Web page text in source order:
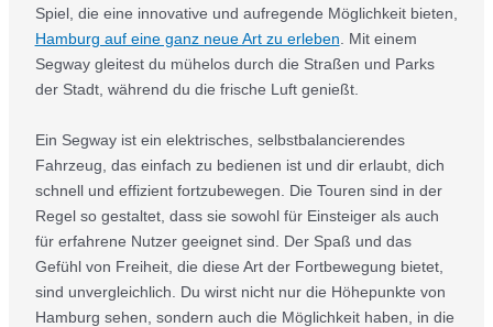
Spiel, die eine innovative und aufregende Möglichkeit bieten,
Hamburg auf eine ganz neue Art zu erleben. Mit einem
Segway gleitest du mühelos durch die Straßen und Parks
der Stadt, während du die frische Luft genießt.
Ein Segway ist ein elektrisches, selbstbalancierendes
Fahrzeug, das einfach zu bedienen ist und dir erlaubt, dich
schnell und effizient fortzubewegen. Die Touren sind in der
Regel so gestaltet, dass sie sowohl für Einsteiger als auch
für erfahrene Nutzer geeignet sind. Der Spaß und das
Gefühl von Freiheit, die diese Art der Fortbewegung bietet,
sind unvergleichlich. Du wirst nicht nur die Höhepunkte von
Hamburg sehen, sondern auch die Möglichkeit haben, in die